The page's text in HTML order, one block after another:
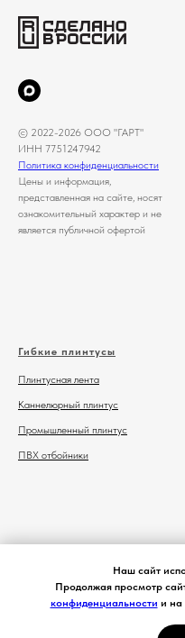
Наш сайт
Продолжая просмотр
конфиденциальности и на
© 2022-2026 ООО "ГАРТ"
ИНН 7751247942
Политика конфиденциальности
Цены и информация,
представленная на сайте, носят
ознакомительный характер и не
является публичной офертой
Гибкие плинтусы
Плинтусная лента
Каннелюрный плинтус
Промышленный плинтус
ПВХ отбойники